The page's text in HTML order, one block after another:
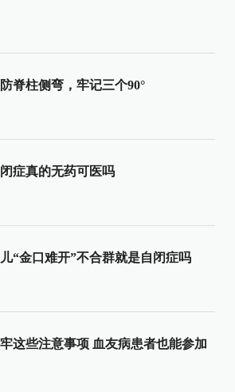
脊柱侧弯，牢记三个90°
症真的无药可医吗
“金口难开”不合群就是自闭症吗
这些注意事项 血友病患者也能参加